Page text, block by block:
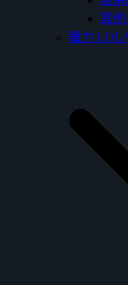
其他
羅力